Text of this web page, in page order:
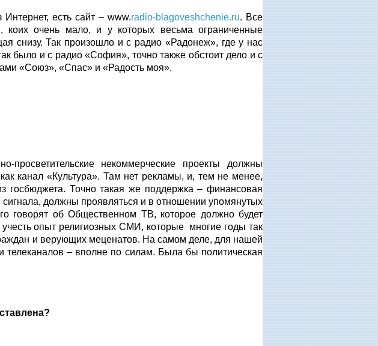
есть сайт – www.radio-blagoveshchenie.ru. Все
очень мало, и у которых весьма ограниченные
снизу. Так произошло и с радио «Радонеж», где у нас
было и с радио «София», точно также обстоит дело и с
«Союз», «Спас» и «Радость моя».
некоммерческие проекты должны
канал «Культура». Там нет рекламы, и, тем не менее,
госбюджета. Точно такая же поддержка – финансовая
должны проявляться и в отношении упомянутых
об Общественном ТВ, которое должно будет
опыт религиозных СМИ, которые многие годы так
и верующих меценатов. На самом деле, для нашей
телеканалов – вполне по силам. Была бы политическая